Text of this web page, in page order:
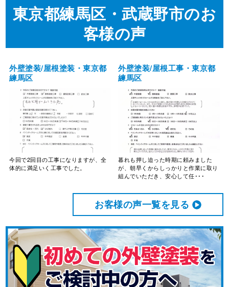
東京都練馬区・武蔵野市のお
客様の声
外壁塗装/屋根塗装・東京都
練馬区
今回で2回目の工事になりますが、全
体的に満足いく工事でした。
外壁塗装/屋根工事・東京都
練馬区
暮れも押し迫った時期に頼みました
が、朝早くからしっかりと作業に取り
組んでいただき、安心して任･･･
お客様の声⼀覧を⾒る